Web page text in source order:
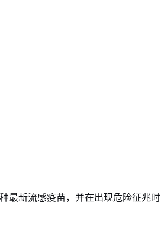
最新流感疫苗，并在出现危险征兆时